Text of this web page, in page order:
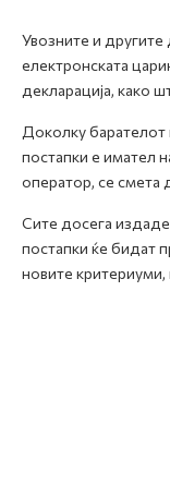
Увозните и другите
електронската
декларација, како
Доколку
постапки е имател
оператор, се смета
Сите досега
постапки ќе бидат
новите